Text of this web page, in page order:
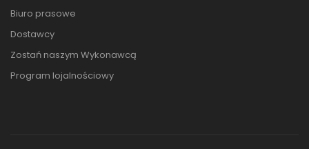
Biuro prasowe
Dostawcy
Zostań naszym Wykonawcą
Program lojalnościowy